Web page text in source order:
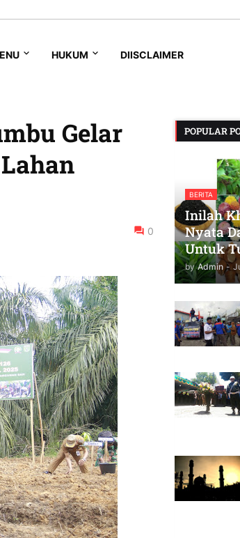
HUKUM DIISCLAIMER
Gelar
0
POPULAR
BERITA
Inilah
Nyata
Untuk
by Admin -